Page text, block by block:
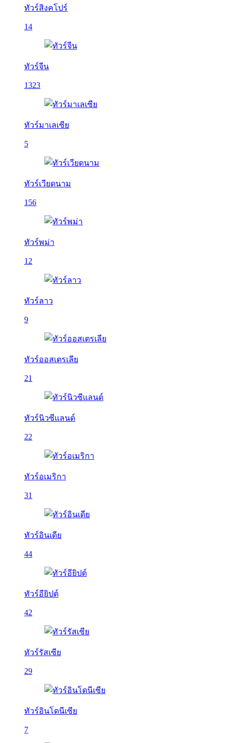
ทัวร์สิงคโปร์
14
ทัวร์จีน
1323
ทัวร์มาเลเซีย
5
ทัวร์เวียดนาม
156
ทัวร์พม่า
12
ทัวร์ลาว
9
ทัวร์ออสเตรเลีย
21
ทัวร์นิวซีแลนด์
22
ทัวร์อเมริกา
31
ทัวร์อินเดีย
44
ทัวร์อียิปต์
42
ทัวร์รัสเซีย
29
ทัวร์อินโดนีเซีย
7